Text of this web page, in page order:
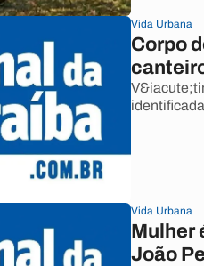
Vida Urbana
Corpo
Vida Urbana
Mulher
João